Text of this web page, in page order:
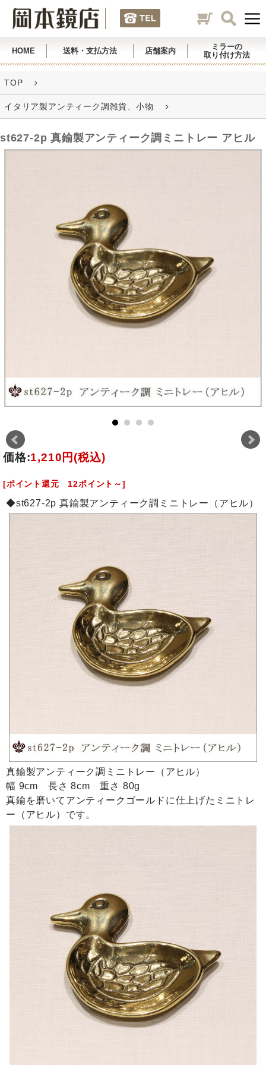
HOME 送料・支払方法 店舗案内
ミラーの
取り付け方法
TOP
イタリア製アンティーク調雑貨、小物
st627-2p 真鍮製アンティーク調ミニトレー アヒル
価格:1,210円 (税込)
[ポイント還元 12ポイント～]
◆st627-2p 真鍮製アンティーク調ミニトレー（アヒル）
真鍮製アンティーク調ミニトレー（アヒル）
幅 9cm 長さ 8cm 重さ 80g
真鍮を磨いてアンティークゴールドに仕上げたミニトレ
ー（アヒル）です。